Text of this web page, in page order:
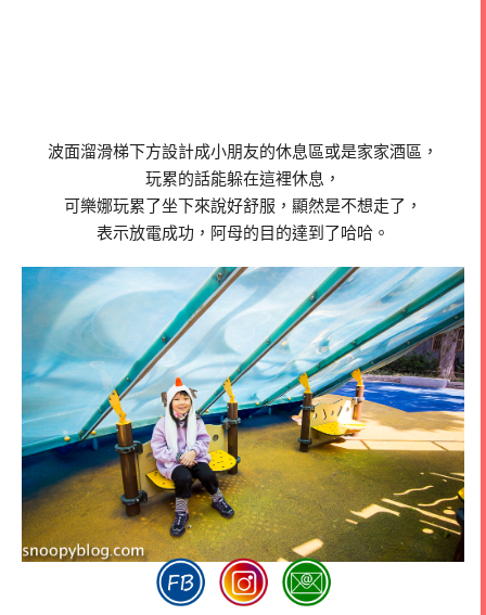
波面溜滑梯下方設計成小朋友的休息區或是家家酒區，
玩累的話能躲在這裡休息，
可樂娜玩累了坐下來說好舒服，顯然是不想走了，
表示放電成功，阿母的目的達到了哈哈。